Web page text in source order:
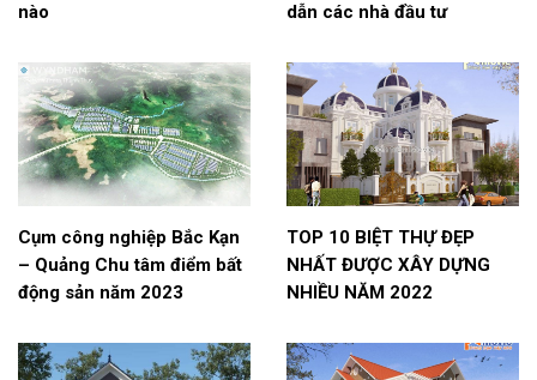
nào
dẫn các nhà đầu tư
Cụm công nghiệp Bắc Kạn
– Quảng Chu tâm điểm bất
động sản năm 2023
TOP 10 BIỆT THỰ ĐẸP
NHẤT ĐƯỢC XÂY DỰNG
NHIỀU NĂM 2022